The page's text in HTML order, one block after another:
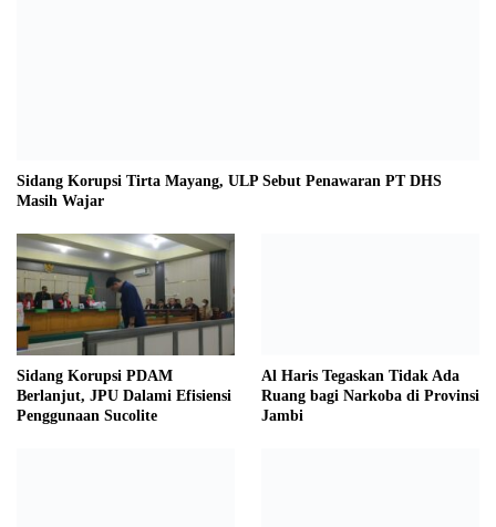
Sidang Korupsi Tirta Mayang, ULP Sebut Penawaran PT DHS
Masih Wajar
Sidang Korupsi PDAM
Berlanjut, JPU Dalami Efisiensi
Penggunaan Sucolite
Al Haris Tegaskan Tidak Ada
Ruang bagi Narkoba di Provinsi
Jambi